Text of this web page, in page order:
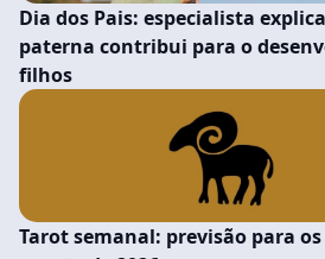
Dia dos Pais: especialista
paterna contribui para o
filhos
Tarot semanal: previsão para os